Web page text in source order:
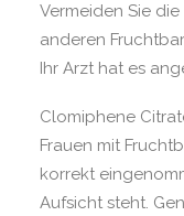
Vermeiden Sie
anderen
Ihr Arzt hat es
Clomiphene
Frauen mit
korrekt
Aufsicht steht.